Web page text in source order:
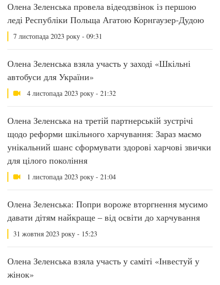
Олена Зеленська провела відеодзвінок із першою
леді Республіки Польща Агатою Корнгаузер-Дудою
7 листопада 2023 року - 09:31
Олена Зеленська взяла участь у заході «Шкільні
автобуси для України»
4 листопада 2023 року - 21:32
Олена Зеленська на третій партнерській зустрічі
щодо реформи шкільного харчування: Зараз маємо
унікальний шанс сформувати здорові харчові звички
для цілого покоління
1 листопада 2023 року - 21:04
Олена Зеленська: Попри вороже вторгнення мусимо
давати дітям найкраще – від освіти до харчування
31 жовтня 2023 року - 15:23
Олена Зеленська взяла участь у саміті «Інвестуй у
жінок»